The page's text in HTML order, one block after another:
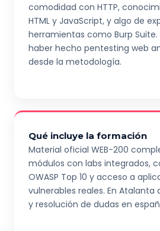
comodidad con HTTP,
HTML y JavaScript, y algo de
herramientas como Burp Suite.
haber hecho pentesting web
desde la metodología.
Qué incluye la formación
Material oficial WEB-200
módulos con labs integrados,
OWASP Top 10 y acceso a
vulnerables reales. En Atalanta
y resolución de dudas en